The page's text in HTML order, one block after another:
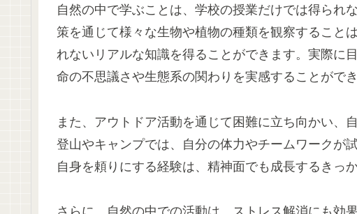
自然の中で学ぶことは、学校の授業だけでは得られ
策を通じて様々な生物や植物の種類を観察すること
れないリアルな知識を得ることができます。実際に
命の不思議さや生態系の関わりを実感することができ
また、アウトドア活動を通じて困難に立ち向かい、
登山やキャンプでは、自分の体力やチームワークが
自身を頼りにする経験は、精神面でも成長するきっ